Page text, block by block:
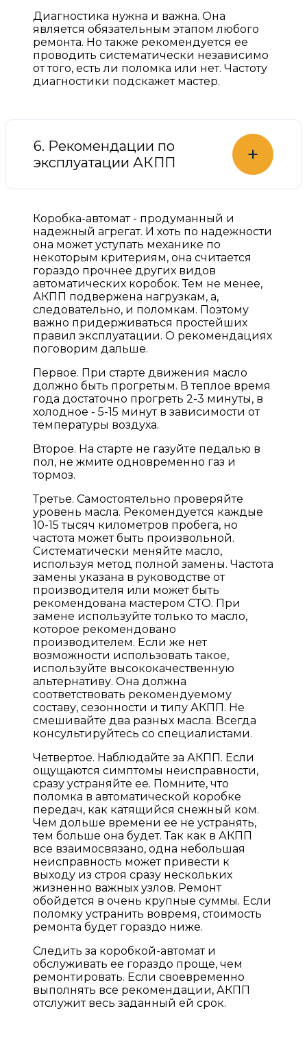
Диагностика нужна и важна. Она
является обязательным этапом любого
ремонта. Но также рекомендуется ее
проводить систематически независимо
от того, есть ли поломка или нет. Частоту
диагностики подскажет мастер.
6. Рекомендации по
эксплуатации АКПП
+
Коробка-автомат - продуманный и
надежный агрегат. И хоть по надежности
она может уступать механике по
некоторым критериям, она считается
гораздо прочнее других видов
автоматических коробок. Тем не менее,
АКПП подвержена нагрузкам, а,
следовательно, и поломкам. Поэтому
важно придерживаться простейших
правил эксплуатации. О рекомендациях
поговорим дальше.
Первое. При старте движения масло
должно быть прогретым. В теплое время
года достаточно прогреть 2-3 минуты, в
холодное - 5-15 минут в зависимости от
температуры воздуха.
Второе. На старте не газуйте педалью в
пол, не жмите одновременно газ и
тормоз.
Третье. Самостоятельно проверяйте
уровень масла. Рекомендуется каждые
10-15 тысяч километров пробега, но
частота может быть произвольной.
Систематически меняйте масло,
используя метод полной замены. Частота
замены указана в руководстве от
производителя или может быть
рекомендована мастером СТО. При
замене используйте только то масло,
которое рекомендовано
производителем. Если же нет
возможности использовать такое,
используйте высококачественную
альтернативу. Она должна
соответствовать рекомендуемому
составу, сезонности и типу АКПП. Не
смешивайте два разных масла. Всегда
консультируйтесь со специалистами.
Четвертое. Наблюдайте за АКПП. Если
ощущаются симптомы неисправности,
сразу устраняйте ее. Помните, что
поломка в автоматической коробке
передач, как катящийся снежный ком.
Чем дольше времени ее не устранять,
тем больше она будет. Так как в АКПП
все взаимосвязано, одна небольшая
неисправность может привести к
выходу из строя сразу нескольких
жизненно важных узлов. Ремонт
обойдется в очень крупные суммы. Если
поломку устранить вовремя, стоимость
ремонта будет гораздо ниже.
Следить за коробкой-автомат и
обслуживать ее гораздо проще, чем
ремонтировать. Если своевременно
выполнять все рекомендации, АКПП
отслужит весь заданный ей срок.